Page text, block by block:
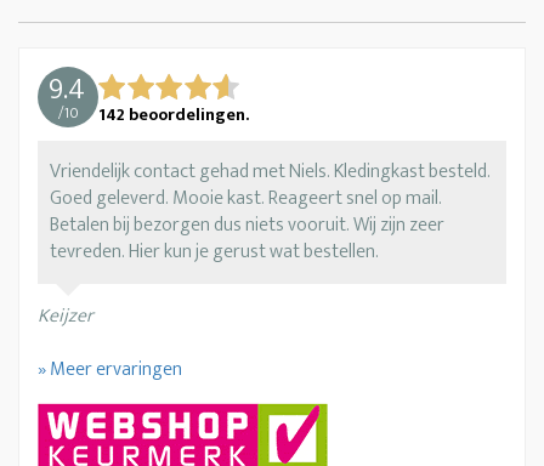
9.4
/10 142 beoordelingen.
Vriendelijk contact gehad met Niels. Kledingkast besteld.
Goed geleverd. Mooie kast. Reageert snel op mail.
Betalen bij bezorgen dus niets vooruit. Wij zijn zeer
tevreden. Hier kun je gerust wat bestellen.
Keijzer
» Meer ervaringen